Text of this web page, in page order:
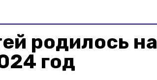
родилось на
год